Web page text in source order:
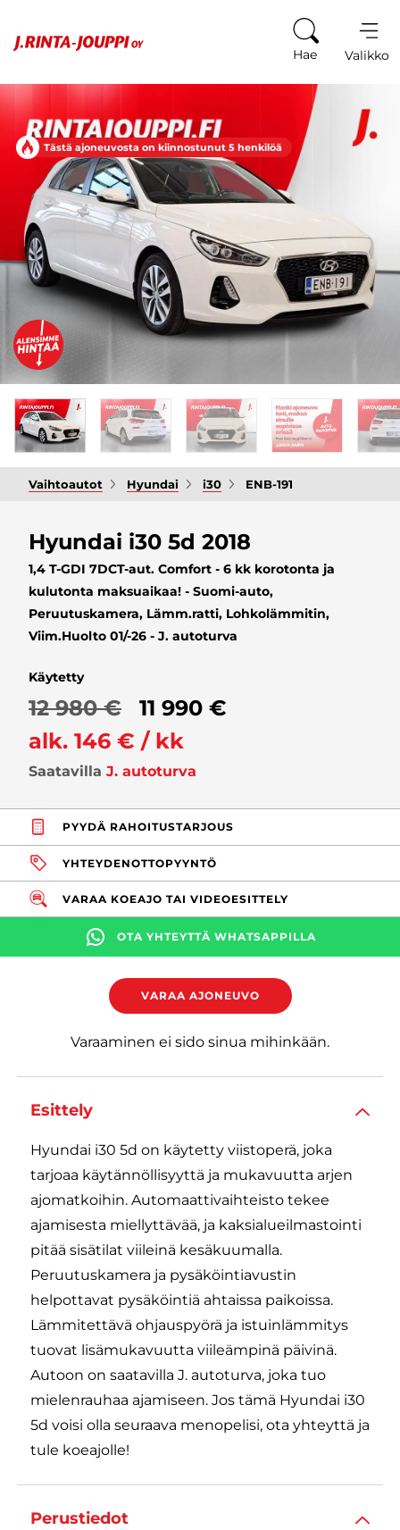
Hae Valikko
Tästä ajoneuvosta on kiinnostunut 5 henkilöä
Vaihtoautot Hyundai i30 ENB-191
Hyundai i30 5d 2018
1,4 T-GDI 7DCT-aut. Comfort - 6 kk korotonta ja
kulutonta maksuaikaa! - Suomi-auto,
Peruutuskamera, Lämm.ratti, Lohkolämmitin,
Viim.Huolto 01/-26 - J. autoturva
Käytetty
12 980 €
11 990 €
alk. 146 € / kk
Saatavilla J. autoturva
PYYDÄ RAHOITUSTARJOUS
YHTEYDENOTTOPYYNTÖ
VARAA KOEAJO TAI VIDEOESITTELY
OTA YHTEYTTÄ WHATSAPPILLA
VARAA AJONEUVO
Varaaminen ei sido sinua mihinkään.
Esittely
Hyundai i30 5d on käytetty viistoperä, joka
tarjoaa käytännöllisyyttä ja mukavuutta arjen
ajomatkoihin. Automaattivaihteisto tekee
ajamisesta miellyttävää, ja kaksialueilmastointi
pitää sisätilat viileinä kesäkuumalla.
Peruutuskamera ja pysäköintiavustin
helpottavat pysäköintiä ahtaissa paikoissa.
Lämmitettävä ohjauspyörä ja istuinlämmitys
tuovat lisämukavuutta viileämpinä päivinä.
Autoon on saatavilla J. autoturva, joka tuo
mielenrauhaa ajamiseen. Jos tämä Hyundai i30
5d voisi olla seuraava menopelisi, ota yhteyttä ja
tule koeajolle!
Perustiedot